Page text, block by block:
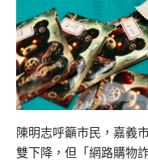
陳明志呼籲市民，嘉義
雙下降，但「網路購物